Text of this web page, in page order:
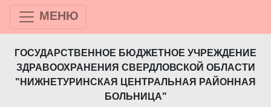
МЕНЮ
ГОСУДАРСТВЕННОЕ БЮДЖЕТНОЕ УЧРЕЖДЕНИЕ
ЗДРАВООХРАНЕНИЯ СВЕРДЛОВСКОЙ ОБЛАСТИ
"НИЖНЕТУРИНСКАЯ ЦЕНТРАЛЬНАЯ РАЙОННАЯ
БОЛЬНИЦА"